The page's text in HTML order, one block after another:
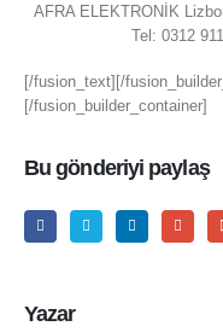
AFRA ELEKTRONİK
Tel: 0312
[/fusion_text][/
[/fusion_builder_container]
Bu gönderiyi paylaş
Yazar